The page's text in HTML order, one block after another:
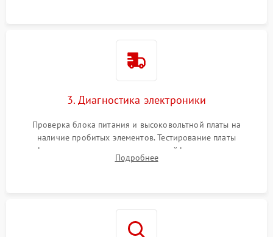
3. Диагностика электроники
Проверка блока питания и высоковольтной платы на
наличие пробитых элементов. Тестирование платы
форматирования, целостности шлейфов, контактов
картриджа и оптопар (датчиков прохождения и наличия
Подробнее